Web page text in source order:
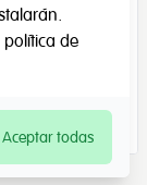
política de
Aceptar todas